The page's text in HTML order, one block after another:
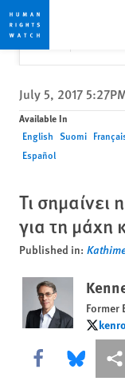
Skip
to
cookie
privacy
notice
Skip
to
main
content
Would you
Yes
✕
July 5, 2017
Available In
English Suomi
Español
Τι σημαίνει
για τη μάχη
Published in:
Former
kenroth
Share this via
Share this